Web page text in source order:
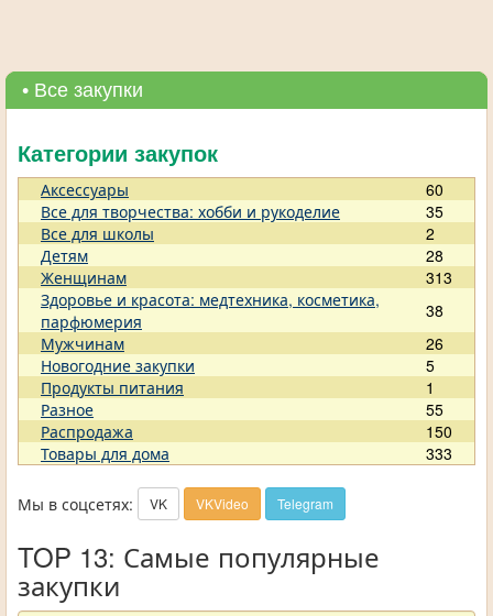
• Все закупки
Категории закупок
Аксессуары
60
Все для творчества: хобби и рукоделие
35
Все для школы
2
Детям
28
Женщинам
313
Здоровье и красота: медтехника, косметика,
парфюмерия
38
Мужчинам
26
Новогодние закупки
5
Продукты питания
1
Разное
55
Распродажа
150
Товары для дома
333
Мы в соцсетях: VK VKVideo Telegram
TOP 13: Самые популярные
закупки